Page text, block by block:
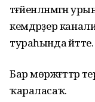
тәғәйенләнмәгән
кемдәрҙер
тураһында әйтте.
Бар мөрәжәғәттәр
ҡараласаҡ.